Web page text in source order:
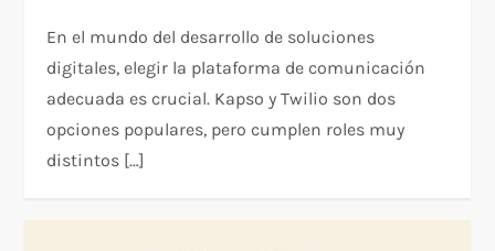
En el mundo del desarrollo de soluciones
digitales, elegir la plataforma de comunicación
adecuada es crucial. Kapso y Twilio son dos
opciones populares, pero cumplen roles muy
distintos […]